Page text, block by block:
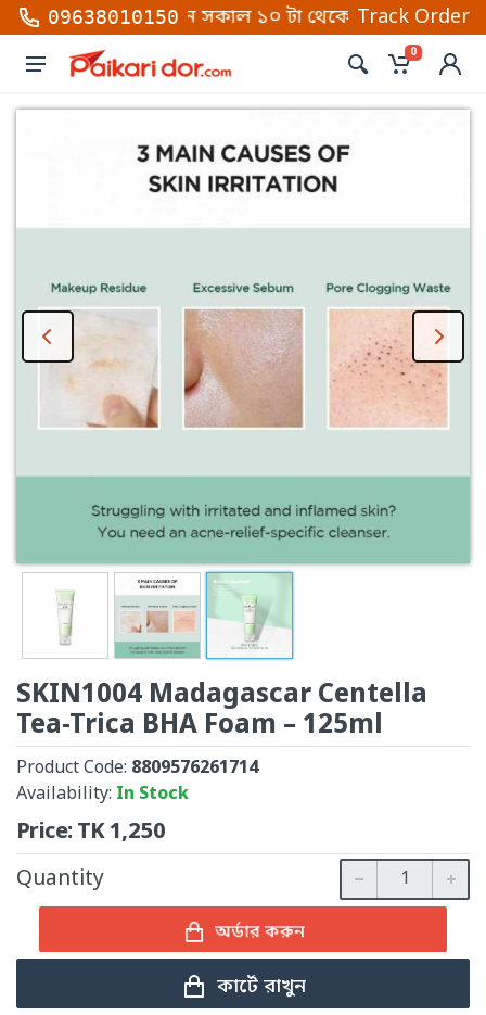
09638010150
কল করুন সকাল ১০ টা থেকে রাত ১০টা (শনি থেকে
Track Order
0
SKIN1004 Madagascar Centella
Tea-Trica BHA Foam – 125ml
Product Code: 8809576261714
Availability: In Stock
Price:TK1,250
Quantity
অর্ডার করুন
কার্টে রাখুন